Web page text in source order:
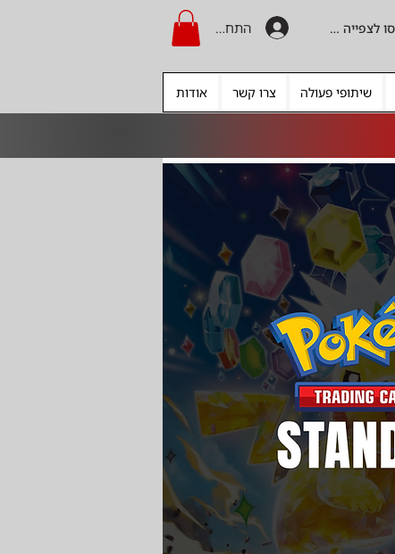
התחברות היכנסו לצפייה בקרדיט
שיתופי פעולה צרו קשר אודות